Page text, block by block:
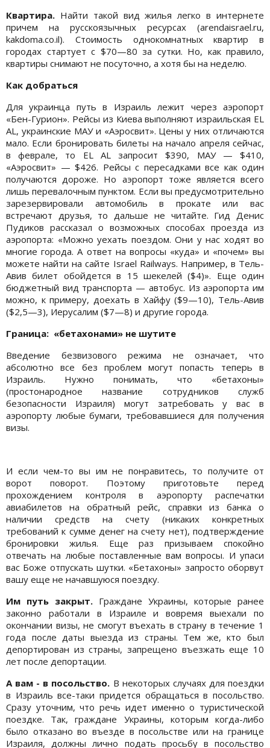
Квартира. Найти такой вид жилья легко в интернете
причем на русскоязычных ресурсах (arendaisrael.ru,
kakdoma.co.il). Стоимость однокомнатных квартир в
городах стартует с $70—80 за сутки. Но, как правило,
квартиры снимают не посуточно, а хотя бы на неделю.
Как добраться
Для украинца путь в Израиль лежит через аэропорт
«Бен-Гурион». Рейсы из Киева выполняют израильская EL
AL, украинские МАУ и «Аэросвит». Цены у них отличаются
мало. Если бронировать билеты на начало апреля сейчас,
в феврале, то EL AL запросит $390, МАУ — $410,
«Аэросвит» — $426. Рейсы с пересадками все как один
получаются дороже. Но аэропорт тоже является всего
лишь перевалочным пунктом. Если вы предусмотрительно
зарезервировали автомобиль в прокате или вас
встречают друзья, то дальше не читайте. Гид Денис
Пудиков рассказал о возможных способах проезда из
аэропорта: «Можно уехать поездом. Они у нас ходят во
многие города. А ответ на вопросы «куда» и «почем» вы
можете найти на сайте Israel Railways. Например, в Тель-
Авив билет обойдется в 15 шекелей ($4)». Еще один
бюджетный вид транспорта — автобус. Из аэропорта им
можно, к примеру, доехать в Хайфу ($9—10), Тель-Авив
($2,5—3), Иерусалим ($7—8) и другие города.
Граница: «бетахонами» не шутите
Введение безвизового режима не означает, что
абсолютно все без проблем могут попасть теперь в
Израиль. Нужно понимать, что «бетахоны»
(простонародное название сотрудников служб
безопасности Израиля) могут затребовать у вас в
аэропорту любые бумаги, требовавшиеся для получения
визы.
И если чем-то вы им не понравитесь, то получите от
ворот поворот. Поэтому приготовьте перед
прохождением контроля в аэропорту распечатки
авиабилетов на обратный рейс, справки из банка о
наличии средств на счету (никаких конкретных
требований к сумме денег на счету нет), подтверждение
бронировки жилья. Еще раз призываем спокойно
отвечать на любые поставленные вам вопросы. И упаси
вас Боже отпускать шутки. «Бетахоны» запросто оборвут
вашу еще не начавшуюся поездку.
Им путь закрыт. Граждане Украины, которые ранее
законно работали в Израиле и вовремя выехали по
окончании визы, не смогут въехать в страну в течение 1
года после даты выезда из страны. Тем же, кто был
депортирован из страны, запрещено въезжать еще 10
лет после депортации.
А вам - в посольство. В некоторых случаях для поездки
в Израиль все-таки придется обращаться в посольство.
Сразу уточним, что речь идет именно о туристической
поездке. Так, граждане Украины, которым когда-либо
было отказано во въезде в посольстве или на границе
Израиля, должны лично подать просьбу в посольство